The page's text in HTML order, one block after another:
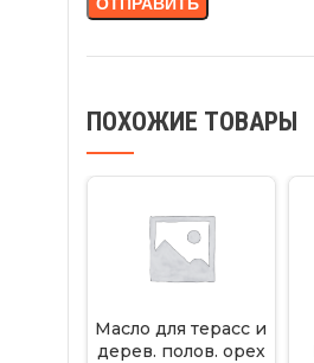
ПОХОЖИЕ ТОВАРЫ
Масло для терасс и
дерев. полов. орех